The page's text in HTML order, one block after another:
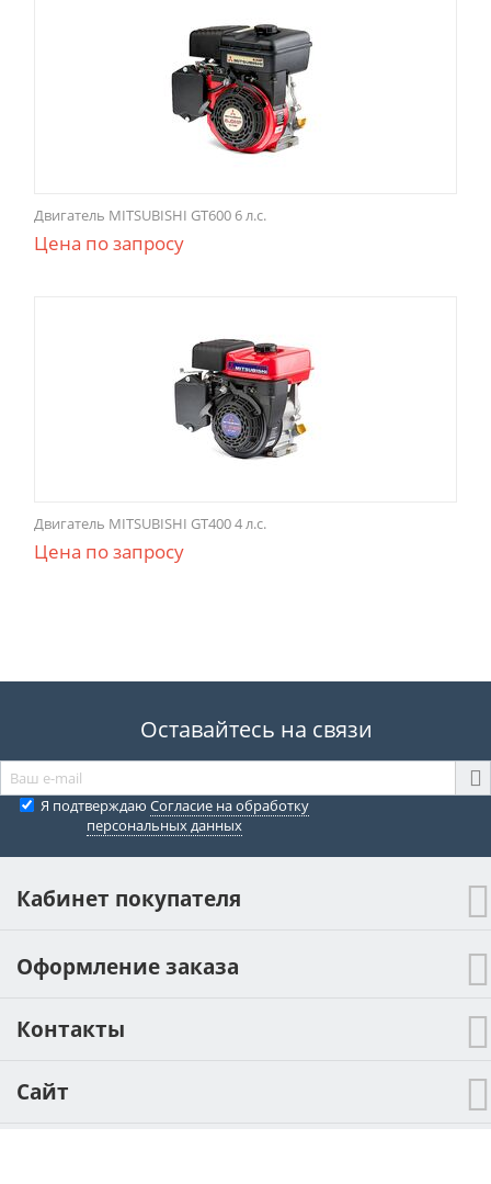
Двигатель MITSUBISHI GT600 6 л.с.
Цена по запросу
Двигатель MITSUBISHI GT400 4 л.с.
Цена по запросу
Оставайтесь на связи
Я подтверждаю Согласие на обработку
персональных данных
Кабинет покупателя
Оформление заказа
Контакты
Сайт